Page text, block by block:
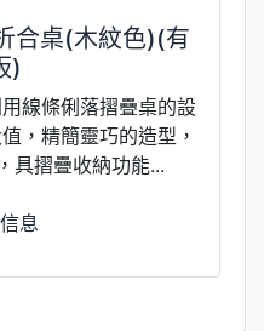
合桌(木紋色)(有
)
線條俐落摺疊桌的設
，精簡靈巧的造型，
具摺疊收納功能...
息